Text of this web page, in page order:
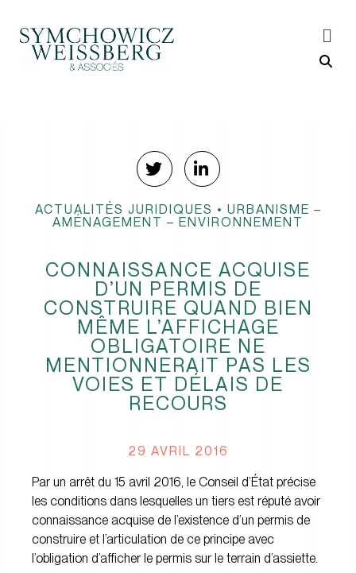
ACTUALITÉS JURIDIQUES • URBANISME –
AMÉNAGEMENT – ENVIRONNEMENT
CONNAISSANCE ACQUISE
D’UN PERMIS DE
CONSTRUIRE QUAND BIEN
MÊME L’AFFICHAGE
OBLIGATOIRE NE
MENTIONNERAIT PAS LES
VOIES ET DÉLAIS DE
RECOURS
29 AVRIL 2016
Par un arrêt du 15 avril 2016, le Conseil d’État précise
les conditions dans lesquelles un tiers est réputé avoir
connaissance acquise de l’existence d’un permis de
construire et l’articulation de ce principe avec
l’obligation d’afficher le permis sur le terrain d’assiette.